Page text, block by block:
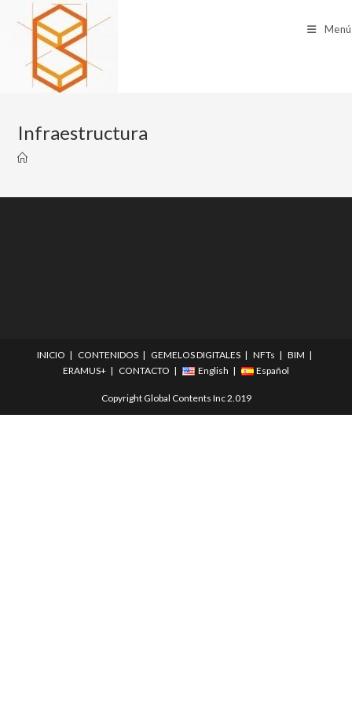
Menú
Infraestructura
INICIO CONTENIDOS GEMELOS DIGITALES NFTs
BIM
ERAMUS+
CONTACTO English Español
Copyright Global Contents Inc 2.019